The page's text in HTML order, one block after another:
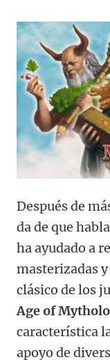
Después de
da de que
ha ayudado a
masterizadas
clásico de los
Age of
característica
apoyo de